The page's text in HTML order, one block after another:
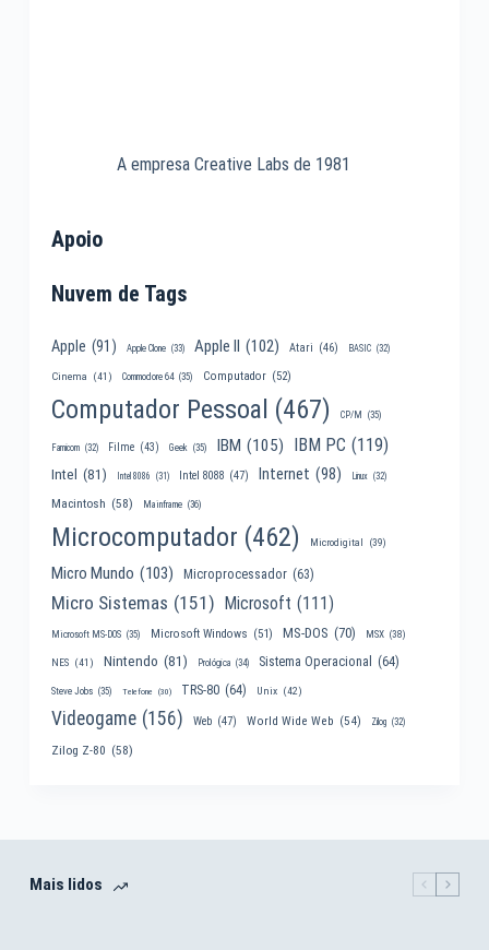
A empresa Creative Labs de 1981
Apoio
Nuvem de Tags
Apple (91) Apple Clone (33) Apple II (102) Atari (46) BASIC (32)
Cinema (41) Commodore 64 (35) Computador (52)
Computador Pessoal (467) CP/M (35)
Famicom (32) Filme (43) Geek (35) IBM (105) IBM PC (119)
Intel (81) Intel 8086 (31) Intel 8088 (47) Internet (98) Linux (32)
Macintosh (58) Mainframe (36)
Microcomputador (462) Microdigital (39)
Micro Mundo (103) Microprocessador (63)
Micro Sistemas (151) Microsoft (111)
Microsoft MS-DOS (35) Microsoft Windows (51) MS-DOS (70) MSX (38)
NES (41) Nintendo (81) Prológica (34) Sistema Operacional (64)
Steve Jobs (35) Telefone (30) TRS-80 (64) Unix (42)
Videogame (156) Web (47) World Wide Web (54) Zilog (32)
Zilog Z-80 (58)
Mais lidos